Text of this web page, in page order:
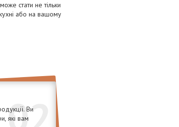
стати не тільки
або на вашому
Ви
які вам